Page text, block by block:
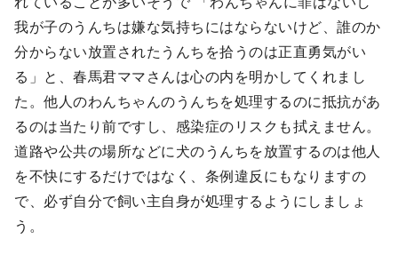
我が子のうんちは嫌な気持ちにはならないけど、誰のか
分からない放置されたうんちを拾うのは正直勇気がい
る」と、春馬君ママさんは心の内を明かしてくれまし
た。他人のわんちゃんのうんちを処理するのに抵抗があ
るのは当たり前ですし、感染症のリスクも拭えません。
道路や公共の場所などに犬のうんちを放置するのは他人
を不快にするだけではなく、条例違反にもなりますの
で、必ず自分で飼い主自身が処理するようにしましょ
う。